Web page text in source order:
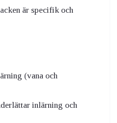
är specifik och
(vana och
inlärning och